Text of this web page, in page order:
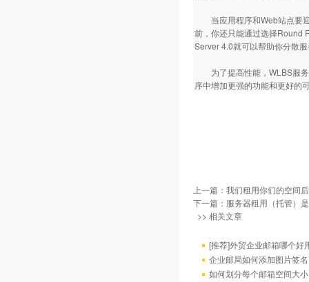
当应用程序和Web站点要迎
前，你还只能通过选择Round
Server 4.0就可以帮助你分散
为了提高性能，WLBS服务
序中增加更强的功能和更好的
上一篇： 我们租用你们的空间
下一篇： 服务器租用（托管）
>> 相关文章
[推荐]外贸企业邮箱哪个好
企业邮局如何添加图片签名
如何划分每个邮箱空间大